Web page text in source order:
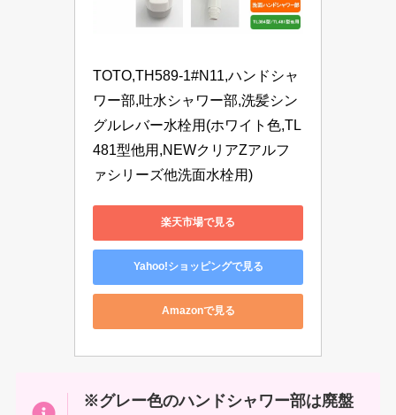
TOTO,TH589-1#N11,ハンドシャ
ワー部,吐水シャワー部,洗髪シン
グルレバー水栓用(ホワイト色,TL
481型他用,NEWクリアZアルフ
ァシリーズ他洗面水栓用)
楽天市場で見る
Yahoo!ショッピングで見る
Amazonで見る
※グレー色のハンドシャワー部は廃盤